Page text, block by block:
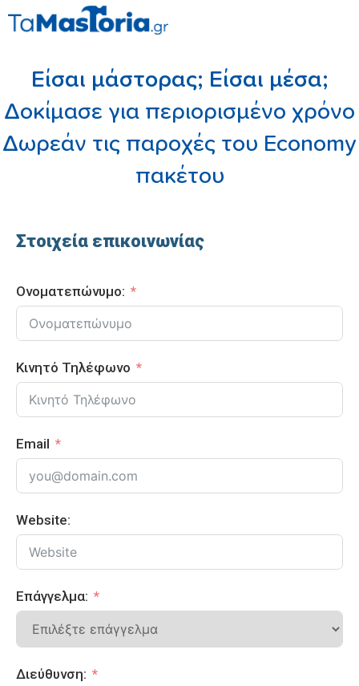
Είσαι μάστορας; Είσαι μέσα;
Δοκίμασε για περιορισμένο χρόνο
Δωρεάν τις παροχές του Economy
πακέτου
Στοιχεία επικοινωνίας
Ονοματεπώνυμο:
Κινητό Τηλέφωνο
Email
Website:
Επάγγελμα:
Διεύθυνση: